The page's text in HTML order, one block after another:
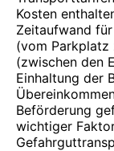
Kosten
Zeitaufwand
(vom Parkplatz
(zwischen den
Einhaltung der
Beförderung
wichtiger